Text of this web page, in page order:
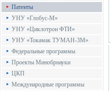
Патенты
УНУ «Глобус-М»
УНУ «Циклотрон ФТИ»
УНУ «Токамак ТУМАН-3М»
Федеральные программы
Проекты Минобрнауки
ЦКП
Международные программы